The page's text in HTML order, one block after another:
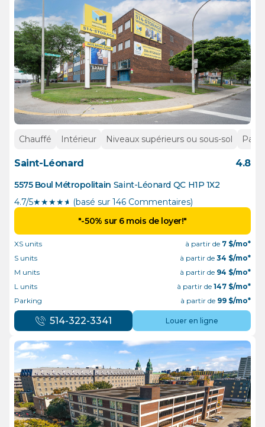
Chauffé Intérieur Niveaux supérieurs ou sous-sol
Saint-Léonard 4.8
5575 Boul Métropolitain Saint-Léonard QC H1P 1X2
4.7/5★★★★½ (basé sur 146 Commentaires)
"-50% sur 6 mois de loyer!"
XS units à partir de 7 $/mo*
S units
à partir de 34 $/mo*
M units
à partir de 94 $/mo*
L units
à partir de 147 $/mo*
Parking
à partir de 99 $/mo*
514-322-3341 Louer en ligne